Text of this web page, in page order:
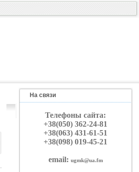
На связи
Телефоны сайта:
+38(050) 362-24-81
+38(063) 431-61-51
+38(098) 019-45-21
email: ugmk@ua.fm